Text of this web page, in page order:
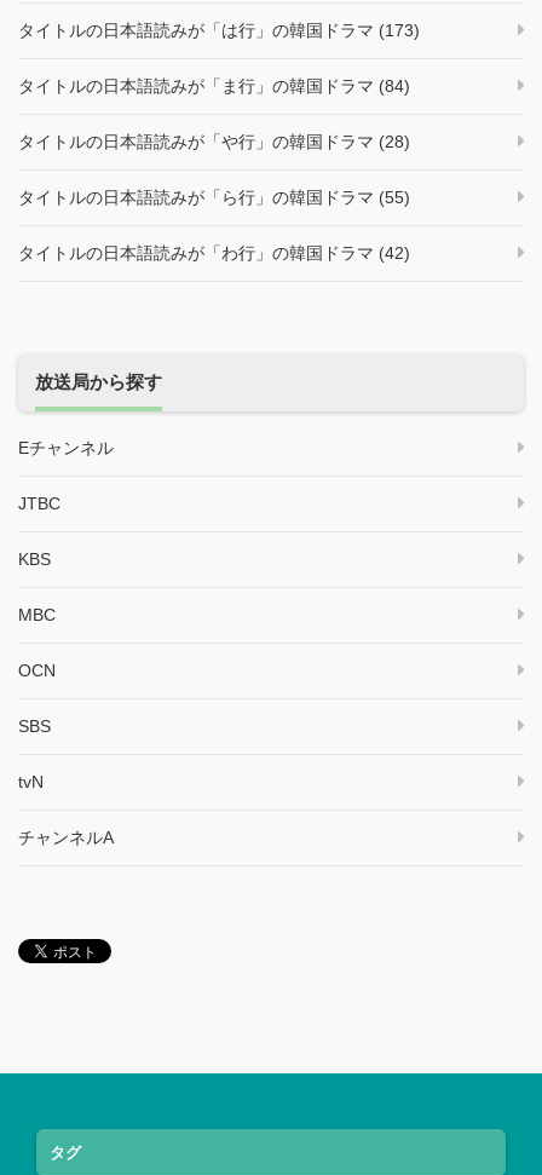
タイトルの日本語読みが「は行」の韓国ドラマ (173)
タイトルの日本語読みが「ま行」の韓国ドラマ (84)
タイトルの日本語読みが「や行」の韓国ドラマ (28)
タイトルの日本語読みが「ら行」の韓国ドラマ (55)
タイトルの日本語読みが「わ行」の韓国ドラマ (42)
放送局から探す
Eチャンネル
JTBC
KBS
MBC
OCN
SBS
tvN
チャンネルA
タグ